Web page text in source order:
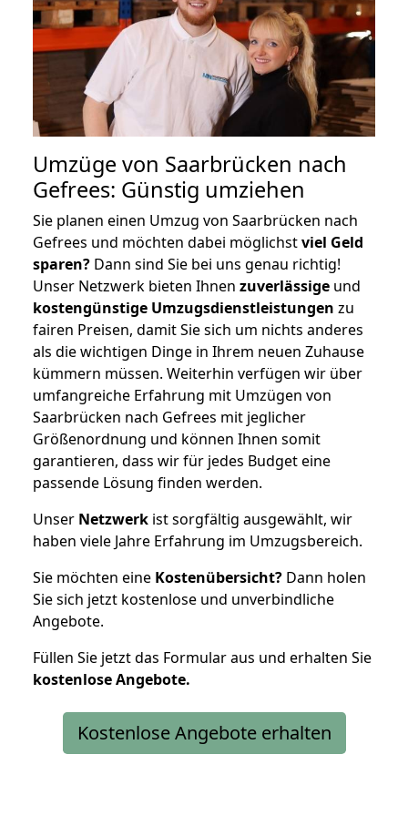
Umzüge von Saarbrücken nach
Gefrees: Günstig umziehen
Sie planen einen Umzug von Saarbrücken nach
Gefrees und möchten dabei möglichstviel Geld
sparen? Dann sind Sie bei uns genau richtig!
Unser Netzwerk bieten Ihnen zuverlässige und
kostengünstige Umzugsdienstleistungen zu
fairen Preisen, damit Sie sich um nichts anderes
als die wichtigen Dinge in Ihrem neuen Zuhause
kümmern müssen. Weiterhin verfügen wir über
umfangreiche Erfahrung mit Umzügen von
Saarbrücken nach Gefrees mit jeglicher
Größenordnung und können Ihnen somit
garantieren, dass wir für jedes Budget eine
passende Lösung finden werden.
Unser Netzwerk ist sorgfältig ausgewählt, wir
haben viele Jahre Erfahrung im Umzugsbereich.
Sie möchten eine Kostenübersicht? Dann holen
Sie sich jetzt kostenlose und unverbindliche
Angebote.
Füllen Sie jetzt das Formular aus und erhalten Sie
kostenloseAngebote.
Kostenlose Angebote erhalten